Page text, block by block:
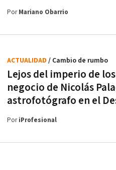
PorMariano Obarrio
Lejos del imperio de
negocio de Nicolás
astrofotógrafo en el
ACTUALIDAD / Cambio de rumbo
PoriProfesional